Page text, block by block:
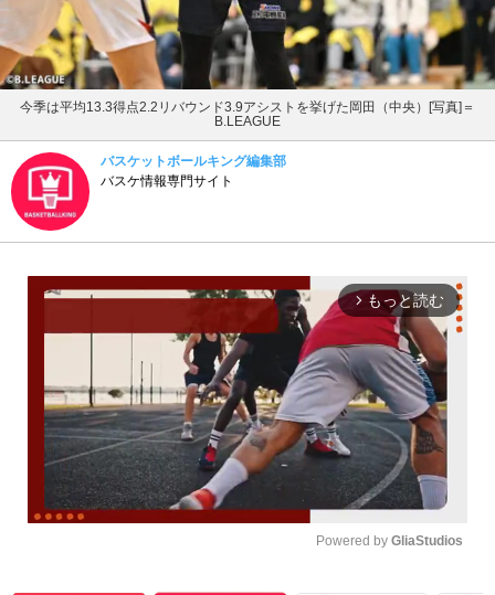
今季は平均13.3得点2.2リバウンド3.9アシストを挙げた岡田（中央）[写真]＝
B.LEAGUE
バスケットボールキング編集部
バスケ情報専門サイト
arrow_forward_ios もっと読む
Powered by GliaStudios